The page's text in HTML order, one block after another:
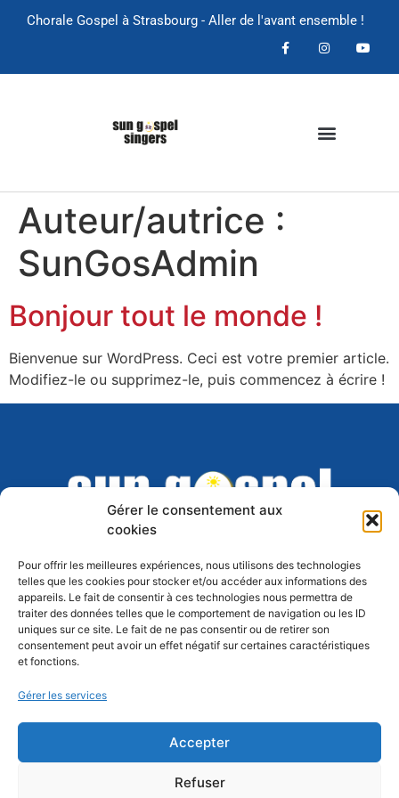
Gérer le consentement aux
cookies
Pour offrir les meilleures expériences, nous utilisons des technologies
telles que les cookies pour stocker et/ou accéder aux informations des
appareils. Le fait de consentir à ces technologies nous permettra de
traiter des données telles que le comportement de navigation ou les ID
uniques sur ce site. Le fait de ne pas consentir ou de retirer son
consentement peut avoir un effet négatif sur certaines caractéristiques
et fonctions.
Gérer les services
Accepter
Refuser
Chorale Gospel à Strasbourg - Aller de l'avant ensemble !
Auteur/autrice :
SunGosAdmin
Bonjour tout le monde !
Bienvenue sur WordPress. Ceci est votre premier article.
Modifiez-le ou supprimez-le, puis commencez à écrire !
Association Sun Gospel Singers –
Association de Droit Local créée en 2006
Siège social: Maison des Associations, 1a
place des Orphelins, 67000 STRASBOURG
Lieu de répétition :